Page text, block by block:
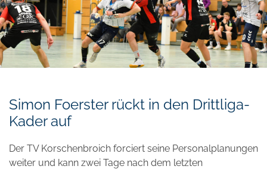
Simon Foerster rückt in den Drittliga-
Kader auf
Der TV Korschenbroich forciert seine Personalplanungen
weiter und kann zwei Tage nach dem letzten